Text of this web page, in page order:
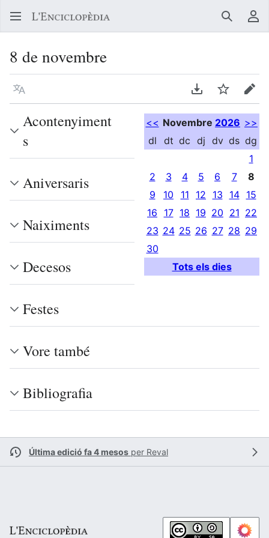
Buscar
8 de novembre
Llegir en un atre idioma Descarregar en
Vigilar
<< Novembre 2026 >>
dl
dt dc dj dv ds dg
1
2
3 4 5 6 7
8
9
10 11 12 13 14
15
16
17 18 19 20 21 22
23 24 25 26 27 28 29
30
Tots els dies
Acontenyiment
s
Aniversaris
Naiximents
Decesos
Festes
Vore també
Bibliografia
Última edició fa 4 mesos per Reval